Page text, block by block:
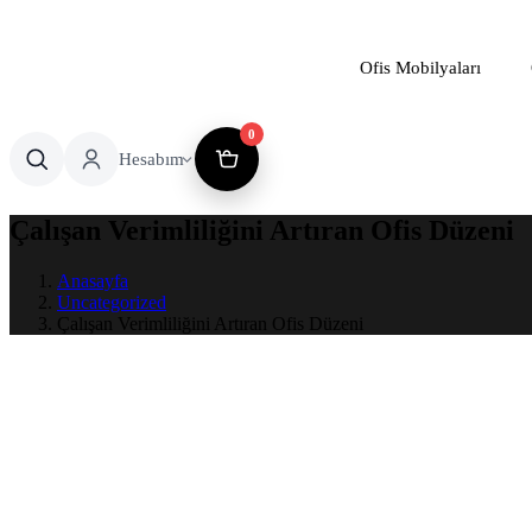
Ofis Mobilyaları
Hesabım
0
Çalışan Verimliliğini Artıran Ofis Düzeni
Anasayfa
Uncategorized
Çalışan Verimliliğini Artıran Ofis Düzeni